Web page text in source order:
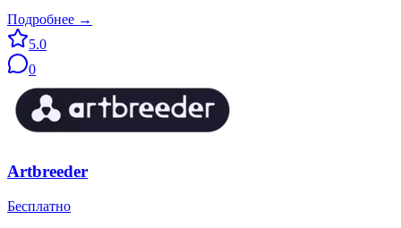
Подробнее →
5.0
0
Artbreeder
Бесплатно